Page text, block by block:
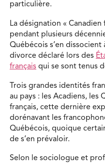
particulière.
La désignation « Canadien
pendant plusieurs
Québécois s’en dissocient
divorce déclaré lors des
français qui se sont tenus
Trois grandes identités
au pays : les Acadiens, les
français, cette dernière
dorénavant les
Québécois, quoique
de s’en prévaloir.
Selon le sociologue et